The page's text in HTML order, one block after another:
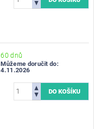
60 dnů
Můžeme doručit do:
4.11.2026